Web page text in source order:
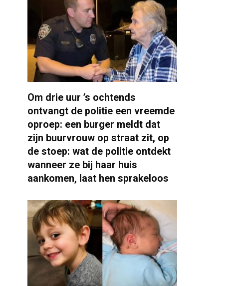
Om drie uur ’s ochtends
ontvangt de politie een vreemde
oproep: een burger meldt dat
zijn buurvrouw op straat zit, op
de stoep: wat de politie ontdekt
wanneer ze bij haar huis
aankomen, laat hen sprakeloos